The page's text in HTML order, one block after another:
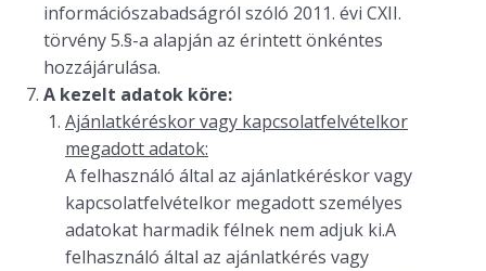
információszabadságról szóló 2011. évi CXII.
törvény 5.§-a alapján az érintett önkéntes
hozzájárulása.
A kezelt adatok köre:
Ajánlatkéréskor vagy kapcsolatfelvételkor
megadott adatok:
A felhasználó által az ajánlatkéréskor vagy
kapcsolatfelvételkor megadott személyes
adatokat harmadik félnek nem adjuk ki.A
felhasználó által az ajánlatkérés vagy